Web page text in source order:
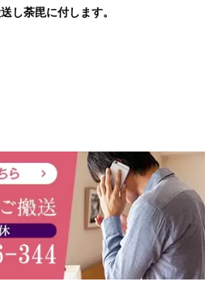
し荼毘に付します。